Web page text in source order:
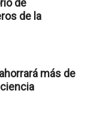
de
de la
más de